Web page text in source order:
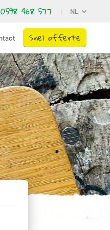
468 577 NL
Snel offerte